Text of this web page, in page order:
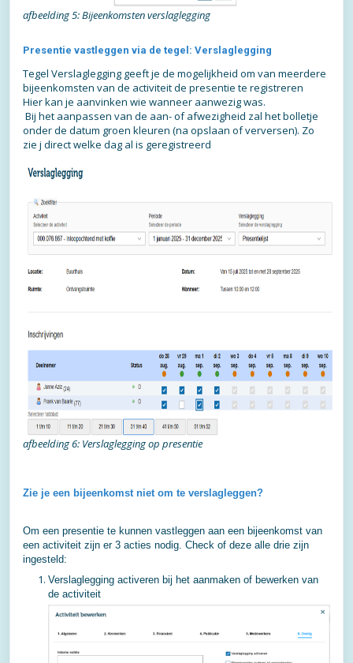
afbeelding 5: Bijeenkomsten verslaglegging
Presentie vastleggen via de tegel: Verslaglegging
Tegel Verslaglegging geeft je de mogelijkheid om van meerdere
bijeenkomsten van de activiteit de presentie te registreren
Hier kan je aanvinken wie wanneer aanwezig was.
Bij het aanpassen van de aan- of afwezigheid zal het bolletje
onder de datum groen kleuren (na opslaan of verversen). Zo
zie j direct welke dag al is geregistreerd
afbeelding 6: Verslaglegging op presentie
Zie je een bijeenkomst niet om te verslagleggen?
Om een presentie te kunnen vastleggen aan een bijeenkomst van
een activiteit zijn er 3 acties nodig. Check of deze alle drie zijn
ingesteld:
Verslaglegging activeren bij het aanmaken of bewerken van
de activiteit